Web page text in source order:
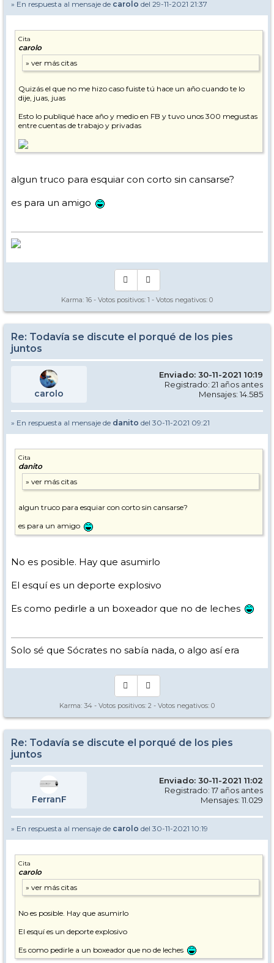
» En respuesta al mensaje de carolo del 29-11-2021 21:37
Cita
carolo
Quizás el que no me hizo caso fuiste tú hace un año cuando te lo
dije, juas, juas
Esto lo publiqué hace año y medio en FB y tuvo unos 300 megustas
entre cuentas de trabajo y privadas
algun truco para esquiar con corto sin cansarse?
es para un amigo
Karma: 16 - Votos positivos: 1 - Votos negativos: 0
Re: Todavía se discute el porqué de los pies
juntos
carolo
Enviado: 30-11-2021 10:19
Registrado: 21 años antes
Mensajes: 14.585
» En respuesta al mensaje de danito del 30-11-2021 09:21
Cita
danito
algun truco para esquiar con corto sin cansarse?
es para un amigo
No es posible. Hay que asumirlo
El esquí es un deporte explosivo
Es como pedirle a un boxeador que no de leches
Solo sé que Sócrates no sabía nada, o algo así era
Karma: 34 - Votos positivos: 2 - Votos negativos: 0
Re: Todavía se discute el porqué de los pies
juntos
FerranF
Enviado: 30-11-2021 11:02
Registrado: 17 años antes
Mensajes: 11.029
» En respuesta al mensaje de carolo del 30-11-2021 10:19
Cita
carolo
No es posible. Hay que asumirlo
El esquí es un deporte explosivo
Es como pedirle a un boxeador que no de leches